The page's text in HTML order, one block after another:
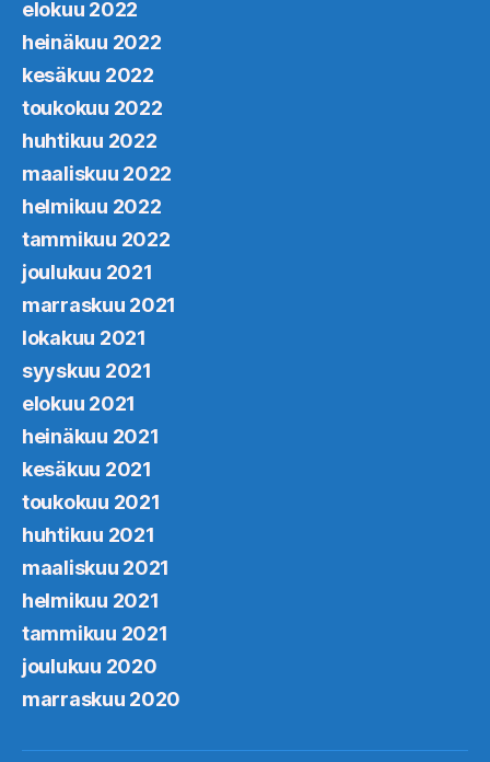
elokuu 2022
heinäkuu 2022
kesäkuu 2022
toukokuu 2022
huhtikuu 2022
maaliskuu 2022
helmikuu 2022
tammikuu 2022
joulukuu 2021
marraskuu 2021
lokakuu 2021
syyskuu 2021
elokuu 2021
heinäkuu 2021
kesäkuu 2021
toukokuu 2021
huhtikuu 2021
maaliskuu 2021
helmikuu 2021
tammikuu 2021
joulukuu 2020
marraskuu 2020